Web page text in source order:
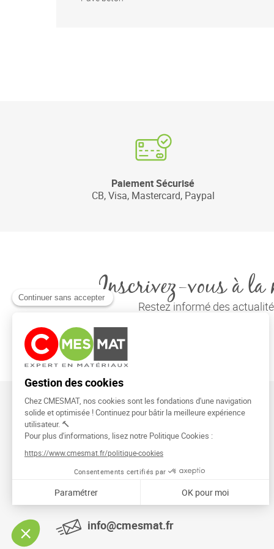
Paiement Sécurisé
CB, Visa, Mastercard, Paypal
Inscrivez-vous à la
Restez informé des
CMESMAT
91026 EVRY COURCOURONNES
info@cmesmat.fr